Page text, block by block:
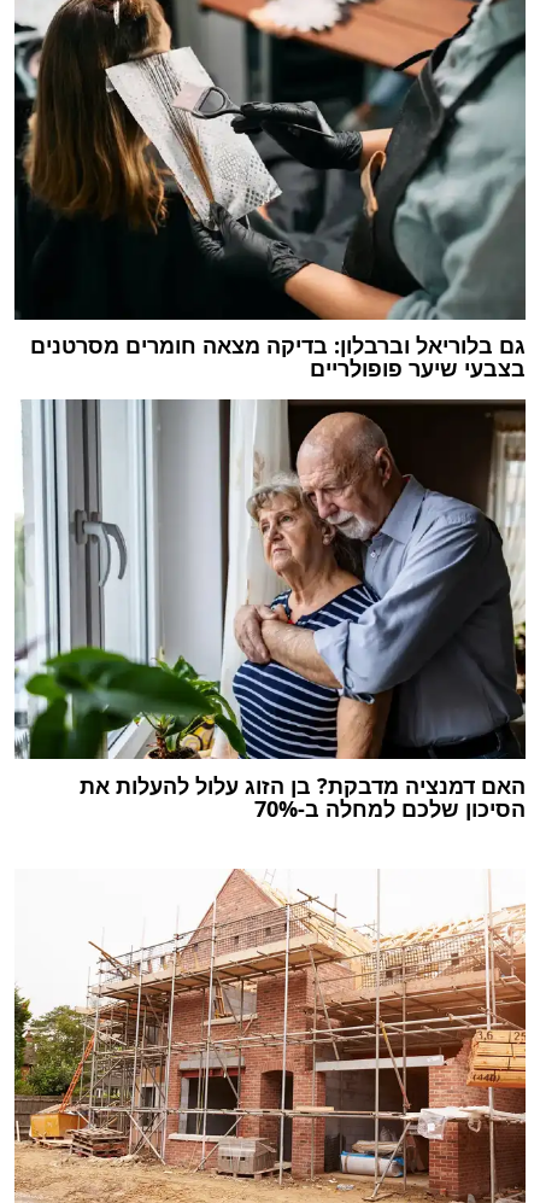
גם בלוריאל וברבלון: בדיקה מצאה חומרים מסרטנים
בצבעי שיער פופולריים
האם דמנציה מדבקת? בן הזוג עלול להעלות את
הסיכון שלכם למחלה ב-70%